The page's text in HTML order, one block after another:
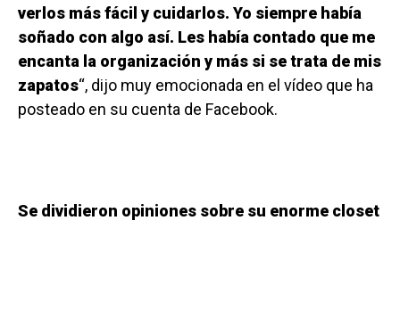
verlos más fácil y cuidarlos. Yo siempre había
soñado con algo así. Les había contado que me
encanta la organización y más si se trata de mis
zapatos“, dijo muy emocionada en el vídeo que ha
posteado en su cuenta de Facebook.
Se dividieron opiniones sobre su enorme closet